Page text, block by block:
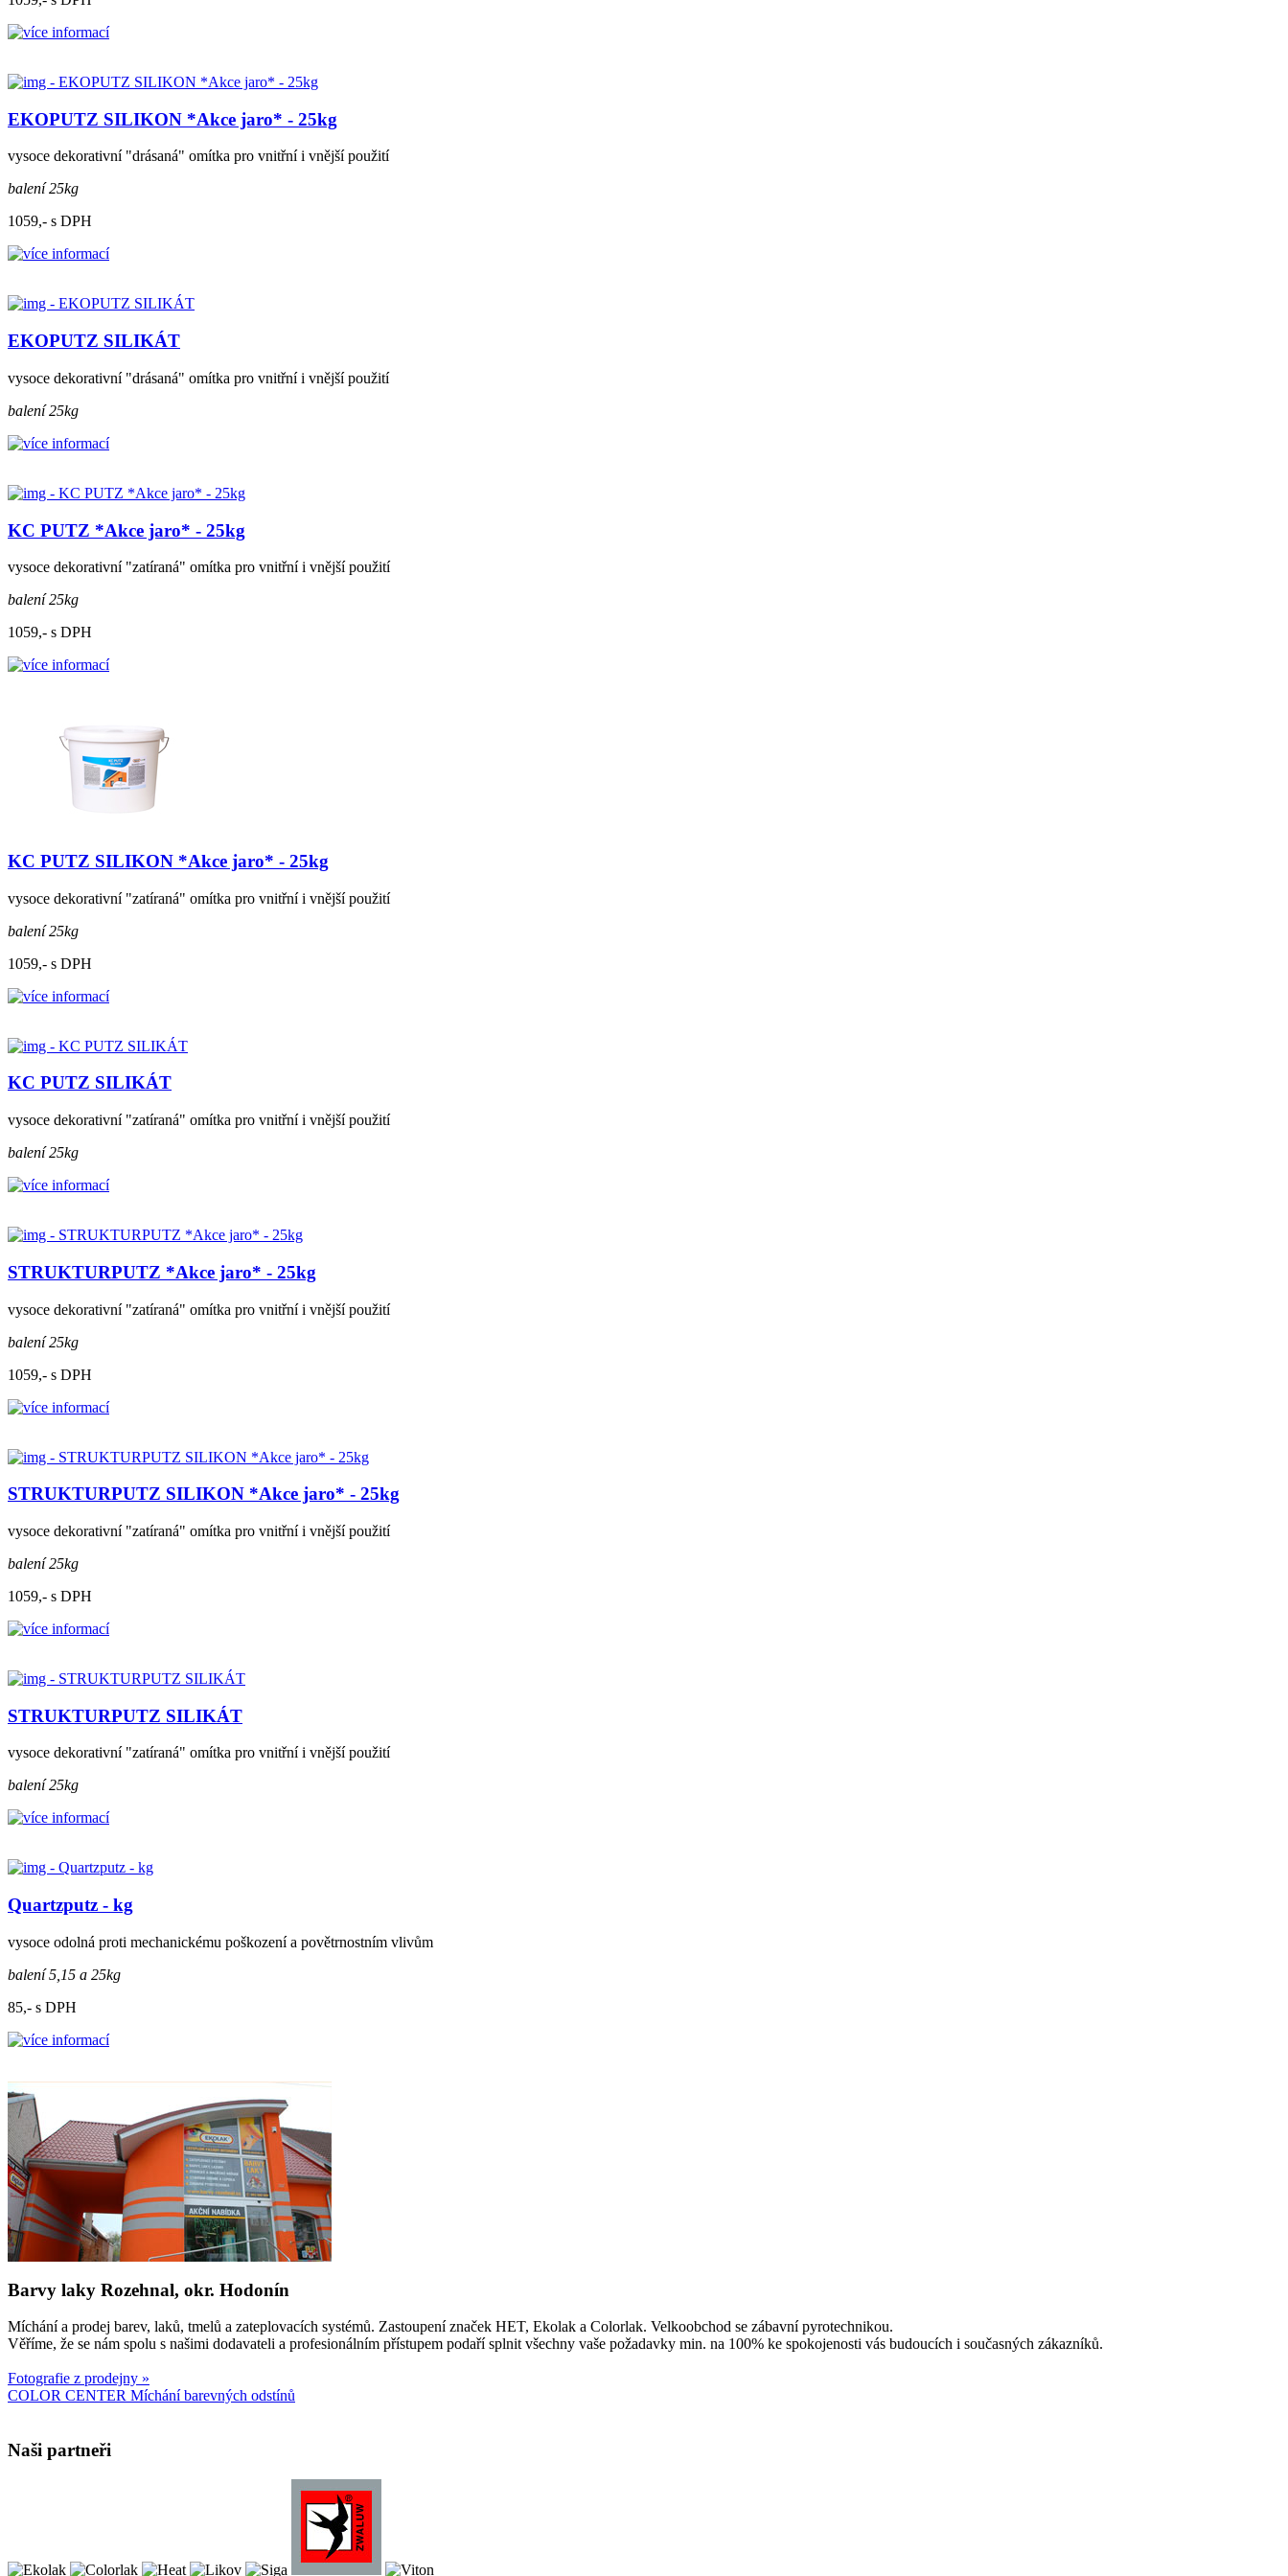
EKOPUTZ SILIKON *Akce jaro* - 25kg
vysoce dekorativní "drásaná" omítka pro vnitřní i vnější použití
balení 25kg
1059,- s DPH
EKOPUTZ SILIKÁT
vysoce dekorativní "drásaná" omítka pro vnitřní i vnější použití
balení 25kg
KC PUTZ *Akce jaro* - 25kg
vysoce dekorativní "zatíraná" omítka pro vnitřní i vnější použití
balení 25kg
1059,- s DPH
KC PUTZ SILIKON *Akce jaro* - 25kg
vysoce dekorativní "zatíraná" omítka pro vnitřní i vnější použití
balení 25kg
1059,- s DPH
KC PUTZ SILIKÁT
vysoce dekorativní "zatíraná" omítka pro vnitřní i vnější použití
balení 25kg
STRUKTURPUTZ *Akce jaro* - 25kg
vysoce dekorativní "zatíraná" omítka pro vnitřní i vnější použití
balení 25kg
1059,- s DPH
STRUKTURPUTZ SILIKON *Akce jaro* - 25kg
vysoce dekorativní "zatíraná" omítka pro vnitřní i vnější použití
balení 25kg
1059,- s DPH
STRUKTURPUTZ SILIKÁT
vysoce dekorativní "zatíraná" omítka pro vnitřní i vnější použití
balení 25kg
Quartzputz - kg
vysoce odolná proti mechanickému poškození a povětrnostním vlivům
balení 5,15 a 25kg
85,- s DPH
Barvy laky Rozehnal, okr. Hodonín
Míchání a prodej barev, laků, tmelů a zateplovacích systémů. Zastoupení značek HET, Ekolak a Colorlak. Velkoobchod se zábavní pyrotechnikou.
Věříme, že se nám spolu s našimi dodavateli a profesionálním přístupem podaří splnit všechny vaše požadavky min. na 100% ke spokojenosti vás budoucích i současných zákazníků.
Fotografie z prodejny »
COLOR CENTER Míchání barevných odstínů
Naši partneři